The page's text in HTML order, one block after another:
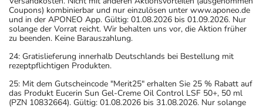
Coupons) kombinierbar und nur einzulösen unter www.aponeo.de
und in der APONEO App. Gültig: 01.08.2026 bis 01.09.2026. Nur
solange der Vorrat reicht. Wir behalten uns vor, die Aktion früher
zu beenden. Keine Barauszahlung.
24: Gratislieferung innerhalb Deutschlands bei Bestellung mit
rezeptpflichtigen Produkten.
25: Mit dem Gutscheincode "Merit25" erhalten Sie 25 % Rabatt auf
das Produkt Eucerin Sun Gel-Creme Oil Control LSF 50+, 50 ml
(PZN 10832664). Gültig: 01.08.2026 bis 31.08.2026. Nur solange